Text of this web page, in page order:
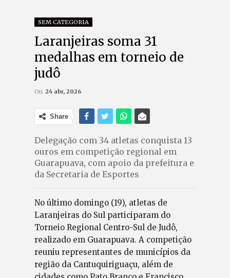
SEM CATEGORIA
Laranjeiras soma 31
medalhas em torneio de
judô
On 24 abr, 2026
Share
Delegação com 34 atletas conquista 13
ouros em competição regional em
Guarapuava, com apoio da prefeitura e
da Secretaria de Esportes
No último domingo (19), atletas de
Laranjeiras do Sul participaram do
Torneio Regional Centro-Sul de Judô,
realizado em Guarapuava. A competição
reuniu representantes de municípios da
região da Cantuquiriguaçu, além de